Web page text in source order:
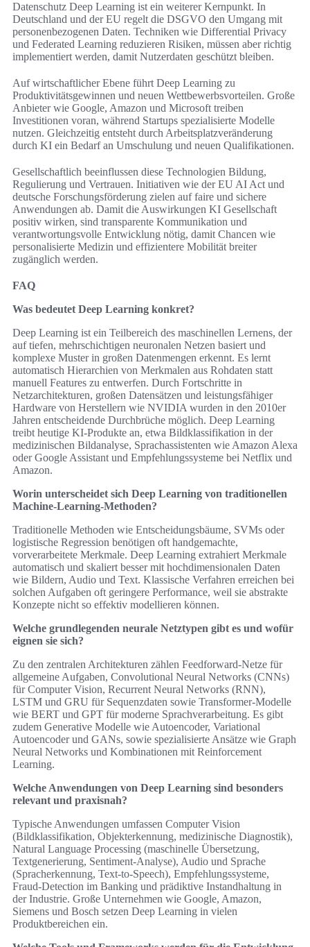
Datenschutz Deep Learning ist ein weiterer Kernpunkt. In
Deutschland und der EU regelt die DSGVO den Umgang mit
personenbezogenen Daten. Techniken wie Differential Privacy
und Federated Learning reduzieren Risiken, müssen aber richtig
implementiert werden, damit Nutzerdaten geschützt bleiben.
Auf wirtschaftlicher Ebene führt Deep Learning zu
Produktivitätsgewinnen und neuen Wettbewerbsvorteilen. Große
Anbieter wie Google, Amazon und Microsoft treiben
Investitionen voran, während Startups spezialisierte Modelle
nutzen. Gleichzeitig entsteht durch Arbeitsplatzveränderung
durch KI ein Bedarf an Umschulung und neuen Qualifikationen.
Gesellschaftlich beeinflussen diese Technologien Bildung,
Regulierung und Vertrauen. Initiativen wie der EU AI Act und
deutsche Forschungsförderung zielen auf faire und sichere
Anwendungen ab. Damit die Auswirkungen KI Gesellschaft
positiv wirken, sind transparente Kommunikation und
verantwortungsvolle Entwicklung nötig, damit Chancen wie
personalisierte Medizin und effizientere Mobilität breiter
zugänglich werden.
FAQ
Was bedeutet Deep Learning konkret?
Deep Learning ist ein Teilbereich des maschinellen Lernens, der
auf tiefen, mehrschichtigen neuronalen Netzen basiert und
komplexe Muster in großen Datenmengen erkennt. Es lernt
automatisch Hierarchien von Merkmalen aus Rohdaten statt
manuell Features zu entwerfen. Durch Fortschritte in
Netzarchitekturen, großen Datensätzen und leistungsfähiger
Hardware von Herstellern wie NVIDIA wurden in den 2010er
Jahren entscheidende Durchbrüche möglich. Deep Learning
treibt heutige KI-Produkte an, etwa Bildklassifikation in der
medizinischen Bildanalyse, Sprachassistenten wie Amazon Alexa
oder Google Assistant und Empfehlungssysteme bei Netflix und
Amazon.
Worin unterscheidet sich Deep Learning von traditionellen
Machine-Learning-Methoden?
Traditionelle Methoden wie Entscheidungsbäume, SVMs oder
logistische Regression benötigen oft handgemachte,
vorverarbeitete Merkmale. Deep Learning extrahiert Merkmale
automatisch und skaliert besser mit hochdimensionalen Daten
wie Bildern, Audio und Text. Klassische Verfahren erreichen bei
solchen Aufgaben oft geringere Performance, weil sie abstrakte
Konzepte nicht so effektiv modellieren können.
Welche grundlegenden neurale Netztypen gibt es und wofür
eignen sie sich?
Zu den zentralen Architekturen zählen Feedforward-Netze für
allgemeine Aufgaben, Convolutional Neural Networks (CNNs)
für Computer Vision, Recurrent Neural Networks (RNN),
LSTM und GRU für Sequenzdaten sowie Transformer-Modelle
wie BERT und GPT für moderne Sprachverarbeitung. Es gibt
zudem Generative Modelle wie Autoencoder, Variational
Autoencoder und GANs, sowie spezialisierte Ansätze wie Graph
Neural Networks und Kombinationen mit Reinforcement
Learning.
Welche Anwendungen von Deep Learning sind besonders
relevant und praxisnah?
Typische Anwendungen umfassen Computer Vision
(Bildklassifikation, Objekterkennung, medizinische Diagnostik),
Natural Language Processing (maschinelle Übersetzung,
Textgenerierung, Sentiment-Analyse), Audio und Sprache
(Spracherkennung, Text-to-Speech), Empfehlungssysteme,
Fraud-Detection im Banking und prädiktive Instandhaltung in
der Industrie. Große Unternehmen wie Google, Amazon,
Siemens und Bosch setzen Deep Learning in vielen
Produktbereichen ein.